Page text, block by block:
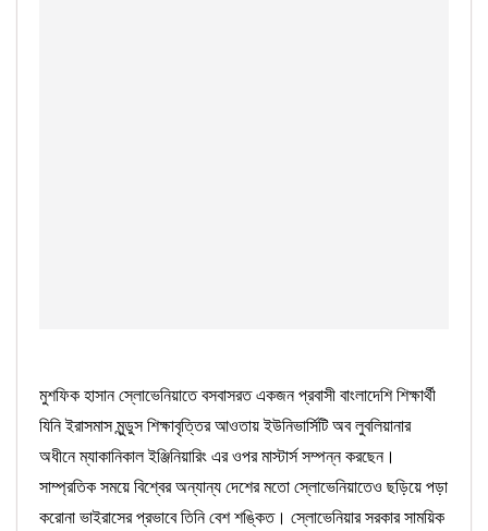
মুশফিক হাসান স্লোভেনিয়াতে বসবাসরত একজন প্রবাসী বাংলাদেশি শিক্ষার্থী
যিনি ইরাসমাস মুন্ডুস শিক্ষাবৃত্তির আওতায় ইউনিভার্সিটি অব লুবলিয়ানার
অধীনে ম্যাকানিকাল ইঞ্জিনিয়ারিং এর ওপর মাস্টার্স সম্পন্ন করছেন।
সাম্প্রতিক সময়ে বিশ্বের অন্যান্য দেশের মতো স্লোভেনিয়াতেও ছড়িয়ে পড়া
করোনা ভাইরাসের প্রভাবে তিনি বেশ শঙ্কিত। স্লোভেনিয়ার সরকার সাময়িক